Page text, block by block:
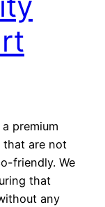
premium
that are not
friendly. We
that
any